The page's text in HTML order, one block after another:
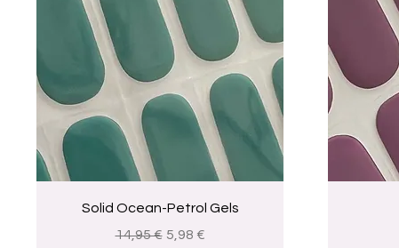
Visualização rápida
Solid Ocean-Petrol Gels
Preço normal
14,95 € Preço promocional
5,98 €